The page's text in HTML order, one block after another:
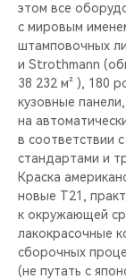
этом все
с мировым
штамповочных
и Strothmann
38 232 м² ), 180
кузовные
на
в соответствии
стандартами и
Краска
новые T21,
к окружающей
лакокрасочные
сборочных
(не путать с